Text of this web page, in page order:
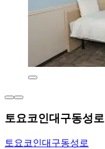
토요코인대구동성로
토요코인대구동성로